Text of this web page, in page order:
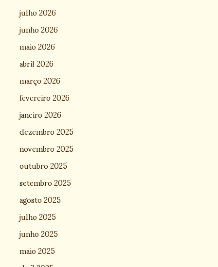
julho 2026
junho 2026
maio 2026
abril 2026
março 2026
fevereiro 2026
janeiro 2026
dezembro 2025
novembro 2025
outubro 2025
setembro 2025
agosto 2025
julho 2025
junho 2025
maio 2025